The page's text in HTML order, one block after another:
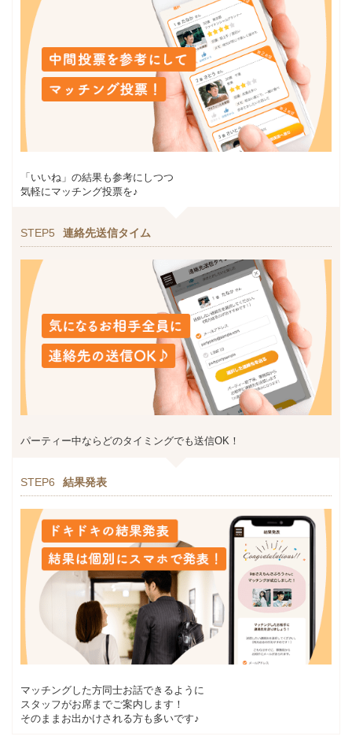
「いいね」の結果も参考にしつつ
気軽にマッチング投票を♪
STEP5 連絡先送信タイム
パーティー中ならどのタイミングでも送信OK！
STEP6 結果発表
マッチングした方同士お話できるように
スタッフがお席までご案内します！
そのままお出かけされる方も多いです♪